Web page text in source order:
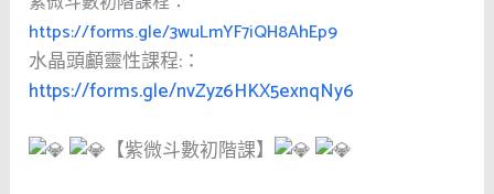
https://forms.gle/3wuLmYF7iQH8AhEp9
水晶頭顱靈性課程:：
https://forms.gle/nvZyz6HKX5exnqNy6
【紫微斗數初階課】